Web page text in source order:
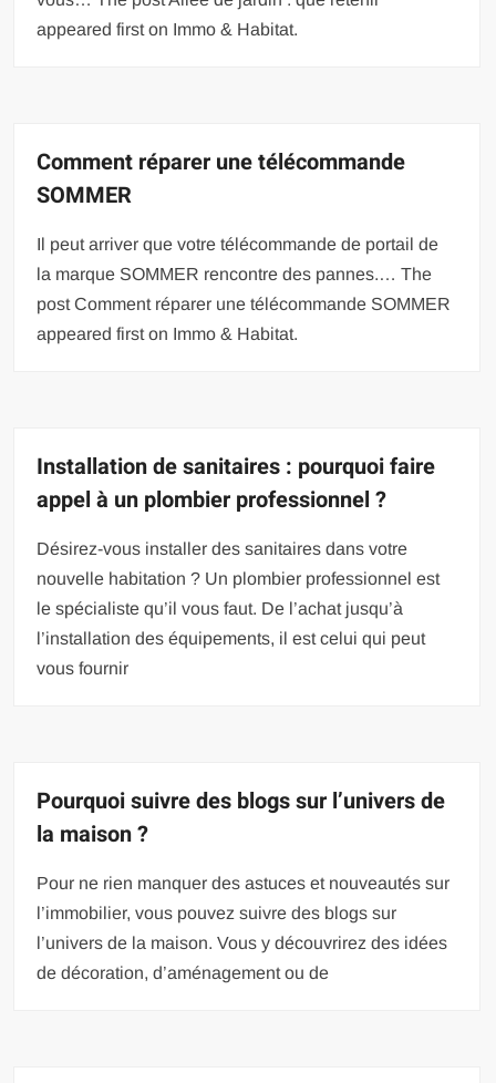
appeared first on Immo & Habitat.
Comment réparer une télécommande
SOMMER
Il peut arriver que votre télécommande de portail de
la marque SOMMER rencontre des pannes.… The
post Comment réparer une télécommande SOMMER
appeared first on Immo & Habitat.
Installation de sanitaires : pourquoi faire
appel à un plombier professionnel ?
Désirez-vous installer des sanitaires dans votre
nouvelle habitation ? Un plombier professionnel est
le spécialiste qu’il vous faut. De l’achat jusqu’à
l’installation des équipements, il est celui qui peut
vous fournir
Pourquoi suivre des blogs sur l’univers de
la maison ?
Pour ne rien manquer des astuces et nouveautés sur
l’immobilier, vous pouvez suivre des blogs sur
l’univers de la maison. Vous y découvrirez des idées
de décoration, d’aménagement ou de